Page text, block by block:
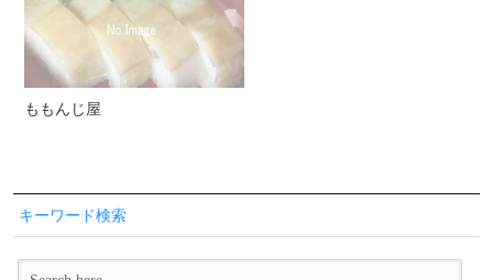
ももんじ屋
キーワード検索